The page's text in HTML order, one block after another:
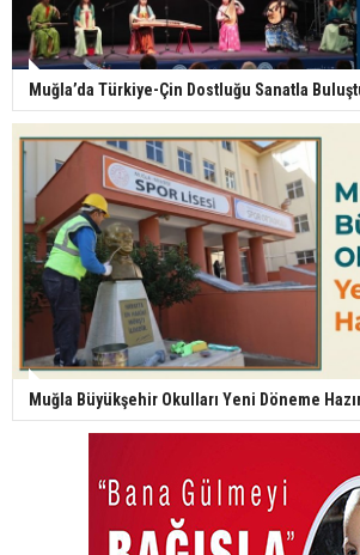
Muğla’da Türkiye-Çin Dostluğu Sanatla
Muğla Büyükşehir Okulları Yeni Döneme